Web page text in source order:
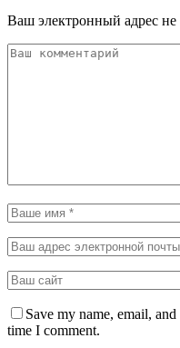
Ваш электронный адрес не
Save my name, email,
time I comment.